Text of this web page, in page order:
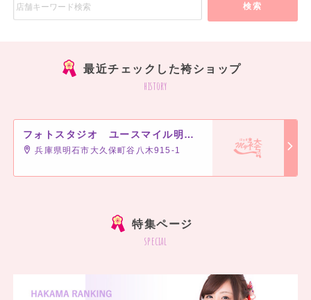
検索
最近チェックした袴ショップ
history
フォトスタジオ ユースマイル明石店
兵庫県明石市大久保町谷八木915-1
特集ページ
special